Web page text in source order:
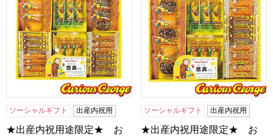
ソーシャルギフト 出産内祝用
★出産内祝用途限定★ お
ソーシャルギフト 出産内祝用
★出産内祝用途限定★ お